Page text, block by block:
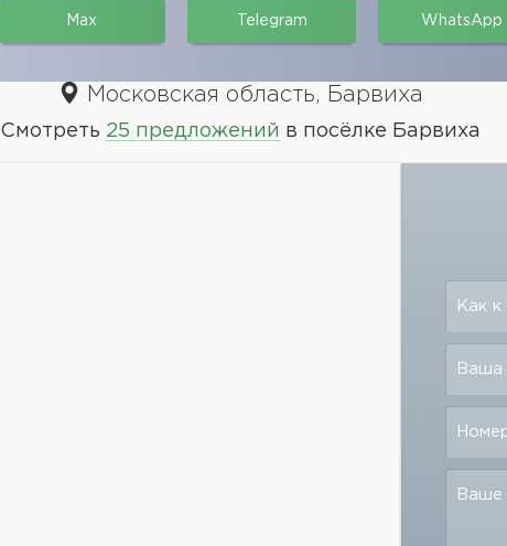
Max Telegram WhatsApp
Московская область, Барвиха
Смотреть 25 предложений в посёлке Барвиха
Как
Ваша
Ваше